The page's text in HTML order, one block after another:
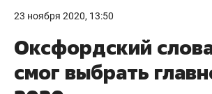
23 ноября 2020, 13:50
Оксфордский
смог выбрать